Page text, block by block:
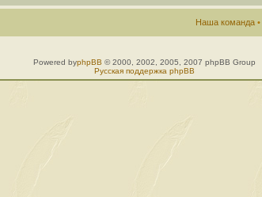
Наша команда •
Powered byphpBB © 2000, 2002, 2005, 2007 phpBB Group
Русская поддержка phpBB